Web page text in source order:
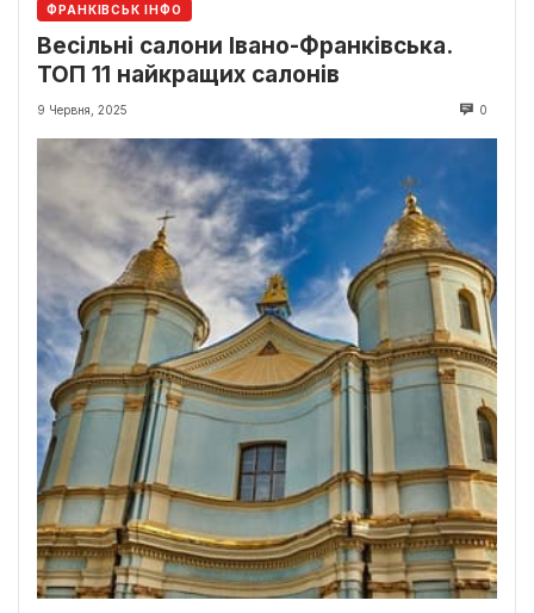
ФРАНКІВСЬК ІНФО
Весільні салони Івано-Франківська.
ТОП 11 найкращих салонів
9 Червня, 2025 0